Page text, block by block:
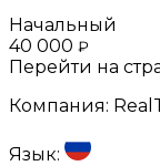
Начальный
40 000 ₽
Перейти на
Компания:
Язык: